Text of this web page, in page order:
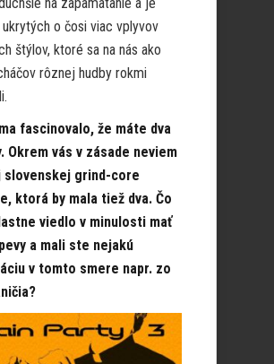
na zapamätanie a je
o čosi viac vplyvov
štýlov, ktoré sa na nás ako
rôznej hudby rokmi
fascinovalo, že máte dva
Okrem vás v zásade neviem
slovenskej grind-core
ktorá by mala tiež dva. Čo
viedlo v minulosti mať
a mali ste nejakú
v tomto smere napr. zo